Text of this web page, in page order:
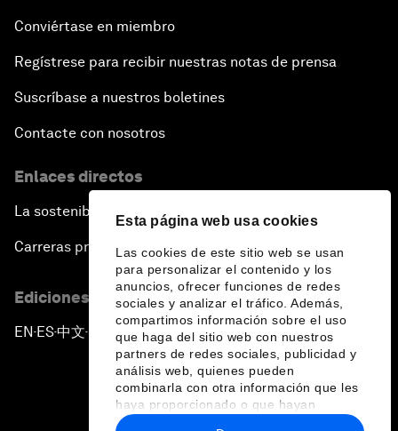
Esta página web usa cookies
Las cookies de este sitio web se usan
para personalizar el contenido y los
anuncios, ofrecer funciones de redes
sociales y analizar el tráfico. Además,
compartimos información sobre el uso
que haga del sitio web con nuestros
partners de redes sociales, publicidad y
análisis web, quienes pueden
combinarla con otra información que les
haya proporcionado o que hayan
recopilado a partir del uso que haya
Conviértase en miembro
Regístrese para recibir nuestras notas de prensa
Suscríbase a nuestros boletines
Contacte con nosotros
Enlaces directos
La sostenibilidad en el Foro
Carreras profesionales
Ediciones en otros idiomas
EN ▪ES▪中文▪ 日本語